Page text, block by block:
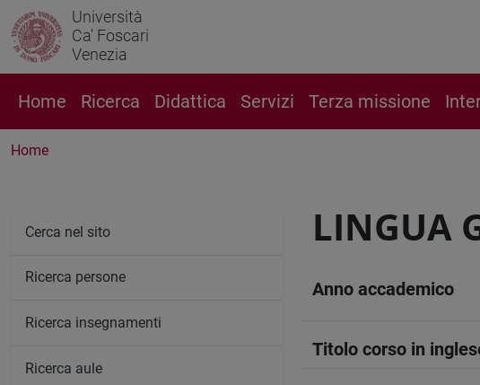
Università
Ca' Foscari
Venezia
Home Ricerca Didattica Servizi Terza missione
Home
LINGUA
Anno accademico
Titolo corso in
Cerca nel sito
Ricerca persone
Ricerca insegnamenti
Ricerca aule